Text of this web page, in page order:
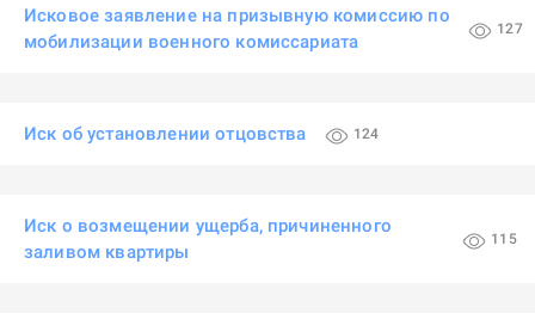
Исковое заявление на призывную комиссию по
мобилизации военного комиссариата
127
Иск об установлении отцовства 124
Иск о возмещении ущерба, причиненного
заливом квартиры
115